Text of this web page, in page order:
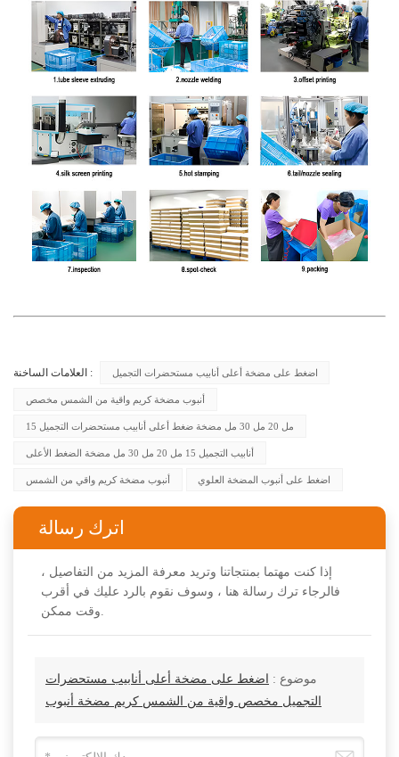
العلامات الساخنة : اضغط على مضخة أعلى أنابيب مستحضرات التجميل
أنبوب مضخة كريم واقية من الشمس مخصص
15 مل 20 مل 30 مل مضخة ضغط أعلى أنابيب مستحضرات التجميل
أنابيب التجميل 15 مل 20 مل 30 مل مضخة الضغط الأعلى
أنبوب مضخة كريم واقي من الشمس اضغط على أنبوب المضخة العلوي
اترك رسالة
إذا كنت مهتما بمنتجاتنا وتريد معرفة المزيد من التفاصيل ،
فالرجاء ترك رسالة هنا ، وسوف نقوم بالرد عليك في أقرب
وقت ممكن.
موضوع :
اضغط على مضخة أعلى أنابيب مستحضرات
التجميل مخصص واقية من الشمس كريم مضخة أنبوب